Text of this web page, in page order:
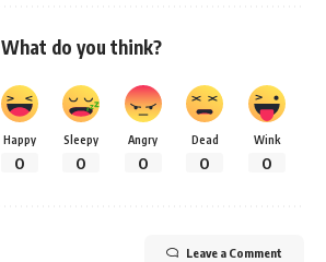
What do you think?
Happy
0
Sleepy
0
Angry
0
Dead
0
Wink
0
Leave a Comment